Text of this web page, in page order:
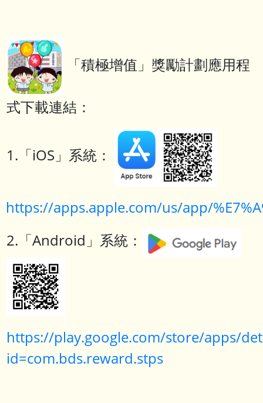
「積極增值」獎勵計劃應用程
式下載連結：
1.「iOS」系統：
https://apps.apple.com/us/app/
2.「Android」系統：
https://play.google.com/store/apps/
id=com.bds.reward.stps